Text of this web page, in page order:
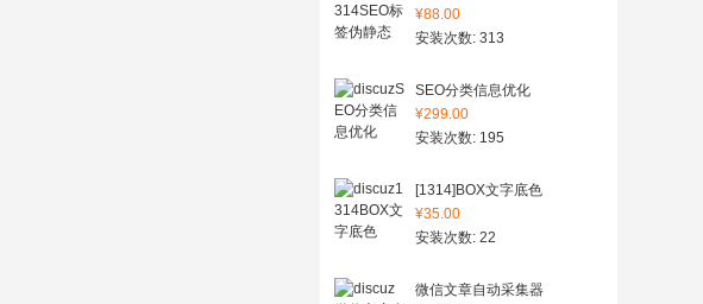
¥88.00
安装次数: 313
SEO分类信息优化
¥299.00
安装次数: 195
[1314]BOX文字底色
¥35.00
安装次数: 22
微信文章自动采集器